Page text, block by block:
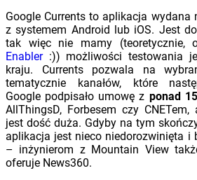
Google Currents to aplikacja wydana
z systemem Android lub iOS. Jest
tak więc nie mamy (teoretycznie,
Enabler:)) możliwości testowania
kraju. Currents pozwala na
tematycznie kanałów, które
Google podpisało umowę z ponad
AllThingsD, Forbesem czy
jest dość duża. Gdyby na tym
aplikacja jest nieco niedorozwinięta i
– inżynierom z Mountain View
oferuje News360.